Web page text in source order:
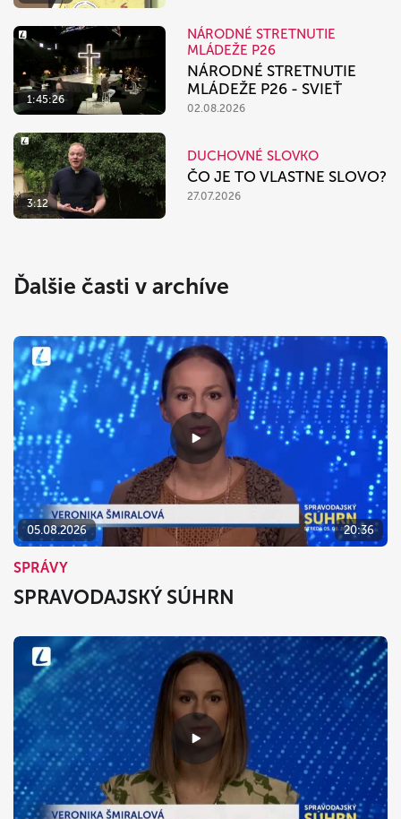
1:45:26
NÁRODNÉ STRETNUTIE
MLÁDEŽE P26
NÁRODNÉ STRETNUTIE
MLÁDEŽE P26 - SVIEŤ
02.08.2026
3:12
DUCHOVNÉ SLOVKO
ČO JE TO VLASTNE SLOVO?
27.07.2026
Ďalšie časti v archíve
05.08.2026 20:36
SPRÁVY
SPRAVODAJSKÝ SÚHRN